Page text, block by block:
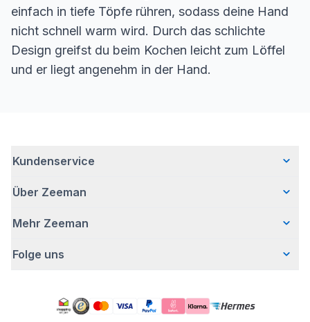
einfach in tiefe Töpfe rühren, sodass deine Hand
nicht schnell warm wird. Durch das schlichte
Design greifst du beim Kochen leicht zum Löffel
und er liegt angenehm in der Hand.
Kundenservice
Häufig gestellte Fragen
Lieferung
Retouren
Zeeman-Filialen
Über Zeeman
Wer wir sind
Verantwortungsvoll Geschäfte machen
Nachhaltigkeitsbericht
Mehr Zeeman
Presse
Impressum
Folge uns
Pinterest